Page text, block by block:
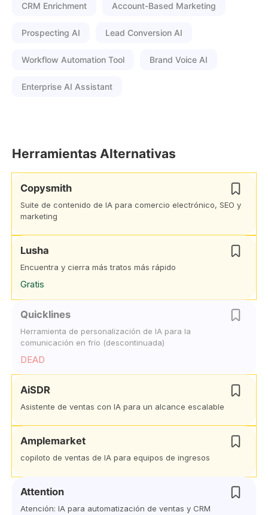
CRM Enrichment Account-Based Marketing
Prospecting AI Lead Conversion AI
Workflow Automation Tool Brand Voice AI
Enterprise AI Assistant
Herramientas Alternativas
Copysmith
Suite de contenido de IA para comercio electrónico, SEO y
marketing
Lusha
Encuentra y cierra más tratos más rápido
Gratis
Quicklines
Herramienta de personalización de IA para la
comunicación en frío (descontinuada)
DEAD
AiSDR
Asistente de ventas con IA para un alcance escalable
Amplemarket
copiloto de ventas de IA para equipos de ingresos
Attention
Atención: IA para automatización de ventas y CRM